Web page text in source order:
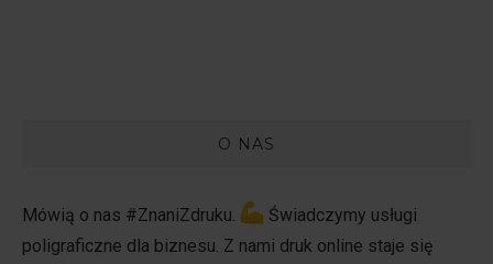
O NAS
Mówią o nas #ZnaniZdruku.
Świadczymy usługi
poligraficzne dla biznesu. Z nami druk online staje się